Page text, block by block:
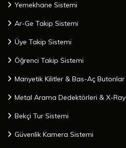
Yemekhane Sistemi
Ar-Ge Takip Sistemi
Üye Takip Sistemi
Öğrenci Takip Sistemi
Manyetik Kilitler & Bas-Aç Butonlar
Metal Arama Dedektörleri & X-Ray
Bekçi Tur Sistemi
Güvenlik Kamera Sistemi